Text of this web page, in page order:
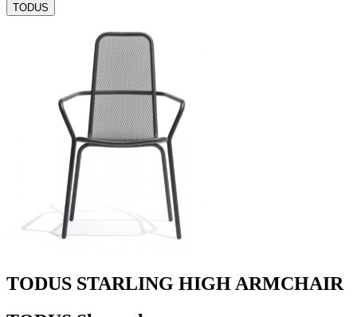
TODUS
TODUS STARLING HIGH ARMCHAIR